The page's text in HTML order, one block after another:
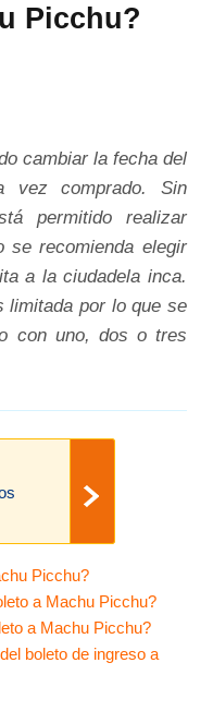
Picchu?
cambiar la fecha del
vez comprado. Sin
permitido realizar
se recomienda elegir
a la ciudadela inca.
limitada por lo que se
con uno, dos o tres
Picchu?
a Machu Picchu?
a Machu Picchu?
boleto de ingreso a